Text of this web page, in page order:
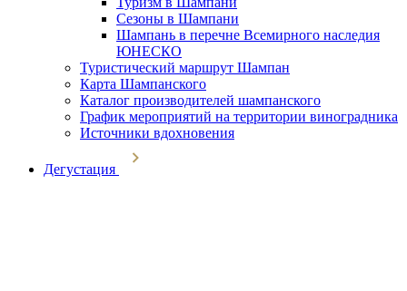
Сезоны в Шампани
Шампань в перечне Всемирного наследия
ЮНЕСКО
Туристический маршрут Шампан
Карта Шампанского
Каталог производителей шампанского
График мероприятий на территории виноградника
Источники вдохновения
Дегустация